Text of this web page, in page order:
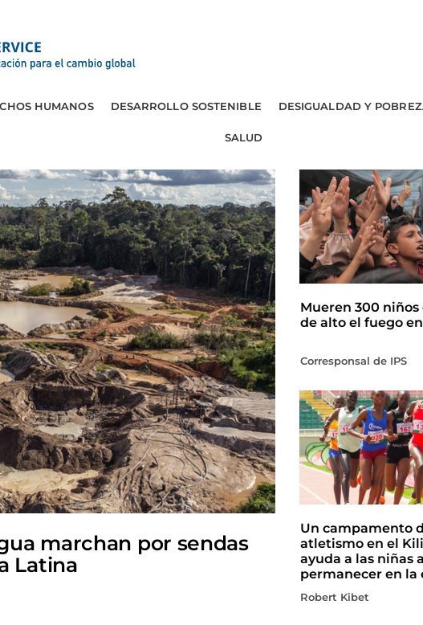
HUMANOS DESARROLLO SOSTENIBLE DESIGUALDAD Y
SALUD
marchan por sendas
Latina
Mueren 300 niños
de alto el fuego
Corresponsal de IPS
Un campamento
atletismo en el
ayuda a las niñas
permanecer en la
Robert Kibet